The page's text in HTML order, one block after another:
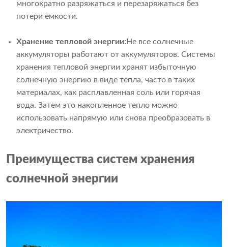
многократно разряжаться и перезаряжаться без
потери емкости.
Хранение тепловой энергии:Не все солнечные
аккумуляторы работают от аккумуляторов. Системы
хранения тепловой энергии хранят избыточную
солнечную энергию в виде тепла, часто в таких
материалах, как расплавленная соль или горячая
вода. Затем это накопленное тепло можно
использовать напрямую или снова преобразовать в
электричество.
Преимущества систем хранения
солнечной энергии